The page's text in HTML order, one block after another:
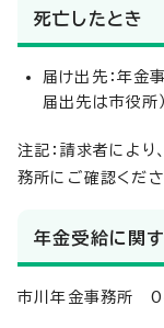
死亡したとき
届け出先：年金
届出先は市役所）
注記：請求者によ
務所にご確認くださ
年金受給に関
市川年金事務所